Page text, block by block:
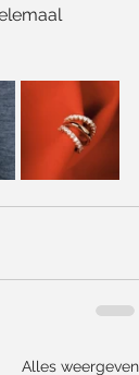
Alles weergeven